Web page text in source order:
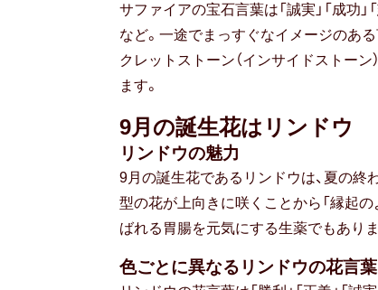
サファイアの宝石言葉は「誠実」「成功」
など。一途でまっすぐなイメージのあ
クレットストーン（インサイドストーン
ます。
9月の誕生花はリンドウ
リンドウの魅力
9月の誕生花であるリンドウは、夏の終
型の花が上向きに咲くことから「縁起の
ばれる胃腸を元気にする生薬でもありま
色ごとに異なるリンドウの花言葉